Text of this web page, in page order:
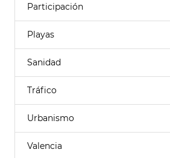
Participación
Playas
Sanidad
Tráfico
Urbanismo
Valencia